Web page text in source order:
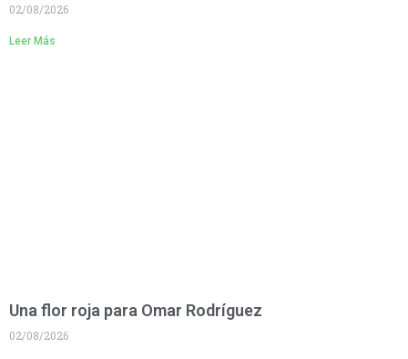
02/08/2026
Leer Más
Una flor roja para Omar Rodríguez
02/08/2026